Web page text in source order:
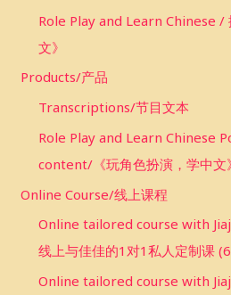
Role Play and Learn Chinese /
文》
Products/产品
Transcriptions/节目文本
Role Play and Learn Chinese
content/《玩角色扮演，学中文
Online Course/线上课程
Online tailored course with
线上与佳佳的1对1私人定制课
Online tailored course with